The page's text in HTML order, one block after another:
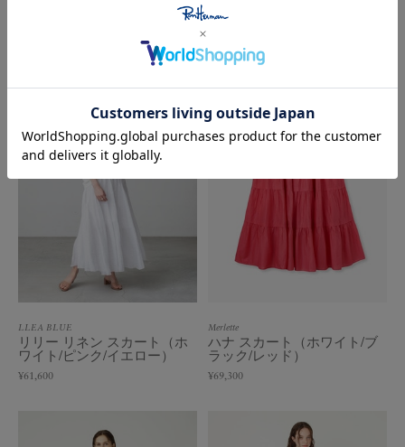
LLEA BLUE
リリー リネン スカート（ホ
ワイト/ピンク/イエロー）
¥61,600
Merlette
ハナ スカート（ホワイト/ブ
ラック/レッド）
¥69,300